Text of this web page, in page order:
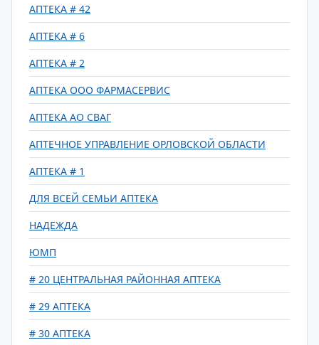
АПТЕКА # 42
АПТЕКА # 6
АПТЕКА # 2
АПТЕКА ООО ФАРМАСЕРВИС
АПТЕКА АО СВАГ
АПТЕЧНОЕ УПРАВЛЕНИЕ ОРЛОВСКОЙ ОБЛАСТИ
АПТЕКА # 1
ДЛЯ ВСЕЙ СЕМЬИ АПТЕКА
НАДЕЖДА
ЮМП
# 20 ЦЕНТРАЛЬНАЯ РАЙОННАЯ АПТЕКА
# 29 АПТЕКА
# 30 АПТЕКА